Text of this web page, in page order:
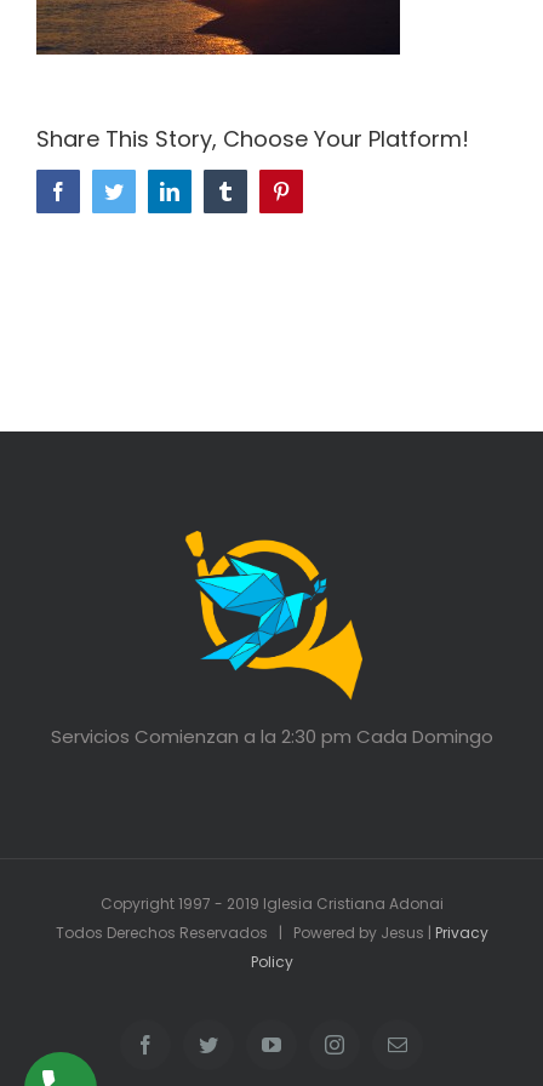
Share This Story, Choose Your Platform!
FacebookTwitterLinkedIn Tumblr
Servicios Comienzan a la 2:30 pm Cada Domingo
Copyright 1997 - 2019 Iglesia Cristiana Adonai
Todos Derechos Reservados | Powered by Jesus | Privacy
Policy
FacebookTwitter YouTubeInstagramEmail